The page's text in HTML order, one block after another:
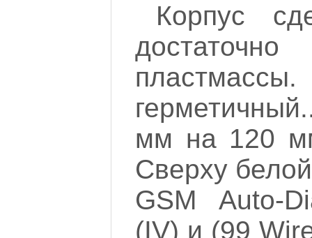
Корпус
мм на 120
Сверху
GSM Auto-
(IV) и (99